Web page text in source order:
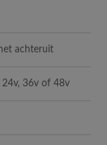
achteruit
24v, 36v of 48v